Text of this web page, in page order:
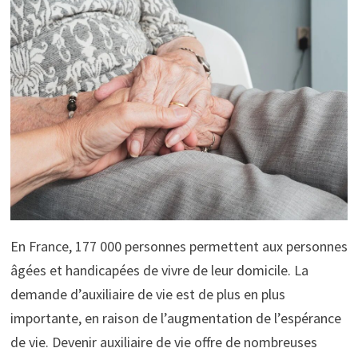
En France, 177 000 personnes permettent aux personnes
âgées et handicapées de vivre de leur domicile. La
demande d’auxiliaire de vie est de plus en plus
importante, en raison de l’augmentation de l’espérance
de vie. Devenir auxiliaire de vie offre de nombreuses